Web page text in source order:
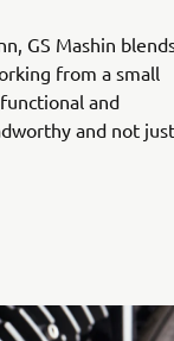
GS Mashin
from a small
and
and not just